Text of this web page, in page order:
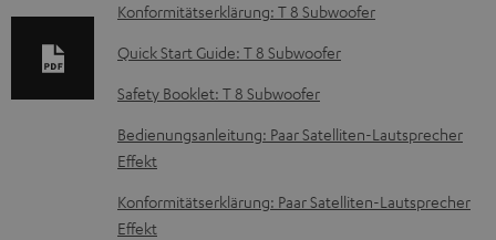
m
e
n
t
e
z
u
Konformitätserklärung: T 8 Subwoofer
Quick Start Guide: T 8 Subwoofer
Safety Booklet: T 8 Subwoofer
Bedienungsanleitung: Paar Satelliten-Lautsprecher
Effekt
Konformitätserklärung: Paar Satelliten-Lautsprecher
Effekt